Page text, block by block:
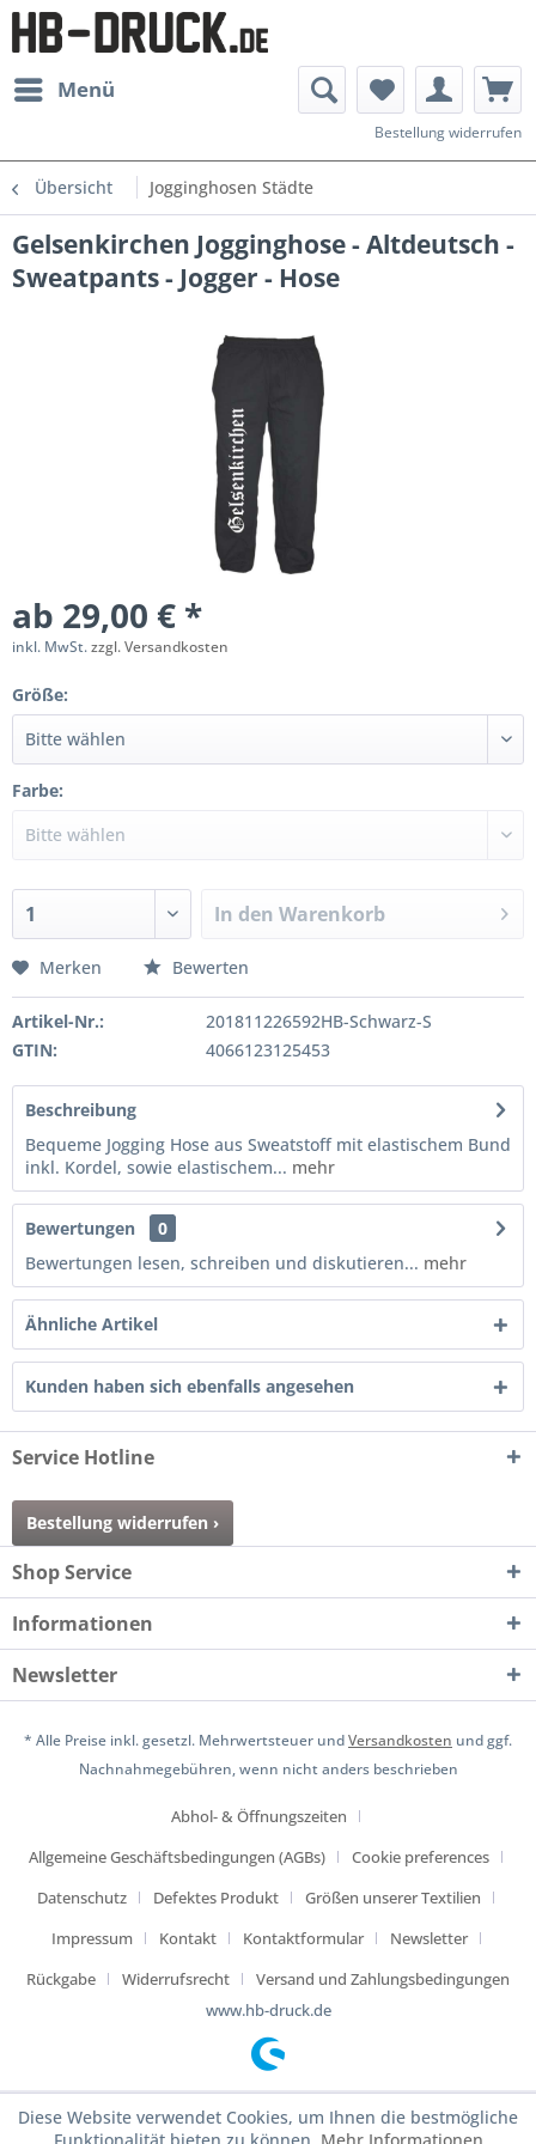
Menü
Bestellung widerrufen
Übersicht Jogginghosen Städte
Gelsenkirchen Jogginghose - Altdeutsch -
Sweatpants - Jogger - Hose
ab 29,00 € *
inkl. MwSt.zzgl. Versandkosten
Größe:
Farbe:
In den Warenkorb
Merken Bewerten
Artikel-Nr.:
201811226592HB-Schwarz-S
GTIN:
4066123125453
Beschreibung
Bequeme Jogging Hose aus Sweatstoff mit elastischem Bund
inkl. Kordel, sowie elastischem... mehr
Bewertungen
0
Bewertungen lesen, schreiben und diskutieren... mehr
Ähnliche Artikel
Kunden haben sich ebenfalls angesehen
Service Hotline
Bestellung widerrufen ›
Shop Service
Informationen
Newsletter
* Alle Preise inkl. gesetzl. Mehrwertsteuer undVersandkosten und ggf.
Nachnahmegebühren, wenn nicht anders beschrieben
Abhol- & Öffnungszeiten
Allgemeine Geschäftsbedingungen (AGBs)
Cookie preferences
Datenschutz
Defektes Produkt
Größen unserer Textilien
Impressum
Kontakt Kontaktformular
Newsletter
Rückgabe
Widerrufsrecht
Versand und Zahlungsbedingungen
www.hb-druck.de
Diese Website verwendet Cookies, um Ihnen die bestmögliche